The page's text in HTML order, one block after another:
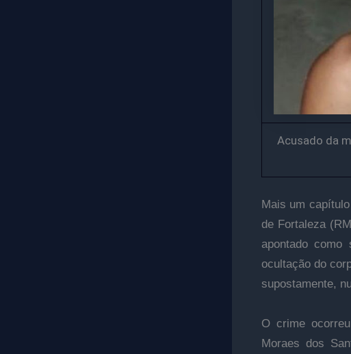
Acusado da
Mais um
de Fortaleza
apontado como
ocultação do
supostamente,
O crime
Moraes dos